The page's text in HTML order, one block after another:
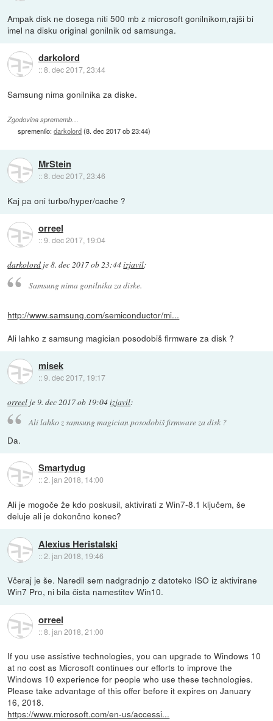
Ampak disk ne dosega niti 500 mb z microsoft gonilnikom,rajši bi
imel na disku original gonilnik od samsunga.
darkolord
::8. dec 2017, 23:44
Samsung nima gonilnika za diske.
Zgodovina sprememb…
spremenilo:darkolord(8. dec 2017 ob 23:44)
MrStein
::8. dec 2017, 23:46
Kaj pa oni turbo/hyper/cache ?
orreel
::9. dec 2017, 19:04
darkolord je8. dec 2017 ob 23:44izjavil:
Samsung nima gonilnika za diske.
http://www.samsung.com/semiconductor/mi...
Ali lahko z samsung magician posodobiš firmware za disk ?
misek
::9. dec 2017, 19:17
orreel je9. dec 2017 ob 19:04izjavil:
Ali lahko z samsung magician posodobiš firmware za disk ?
Da.
Smartydug
::2. jan 2018, 14:00
Ali je mogoče že kdo poskusil, aktivirati z Win7-8.1 ključem, še
deluje ali je dokončno konec?
Alexius Heristalski
::2. jan 2018, 19:46
Včeraj je še. Naredil sem nadgradnjo z datoteko ISO iz aktivirane
Win7 Pro, ni bila čista namestitev Win10.
orreel
::8. jan 2018, 21:00
If you use assistive technologies, you can upgrade to Windows 10
at no cost as Microsoft continues our efforts to improve the
Windows 10 experience for people who use these technologies.
Please take advantage of this offer before it expires on January
16, 2018.
https://www.microsoft.com/en-us/accessi...